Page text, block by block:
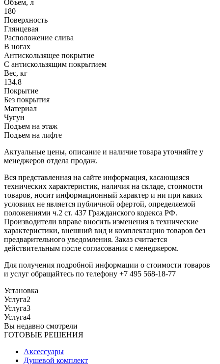
Объем, л
180
Поверхность
Глянцевая
Расположение слива
В ногах
Антискользящее покрытие
С антискользящим покрытием
Вес, кг
134.8
Покрытие
Без покрытия
Материал
Чугун
Подъем на этаж
Подъем на лифте
Актуальные цены, описание и наличие товара уточняйте у
менеджеров отдела продаж.
Вся представленная на сайте информация, касающаяся
технических характеристик, наличия на складе, стоимости
товаров, носит информационный характер и ни при каких
условиях не является публичной офертой, определяемой
положениями ч.2 ст. 437 Гражданского кодекса РФ.
Производители вправе вносить изменения в технические
характеристики, внешний вид и комплектацию товаров без
предварительного уведомления. Заказ считается
действительным после согласования с менеджером.
Для получения подробной информации о стоимости товаров
и услуг обращайтесь по телефону +7 495 568-18-77
Установка
Услуга2
Услуга3
Услуга4
Вы недавно смотрели
ГОТОВЫЕ РЕШЕНИЯ
Аксессуары
Душевой комплект